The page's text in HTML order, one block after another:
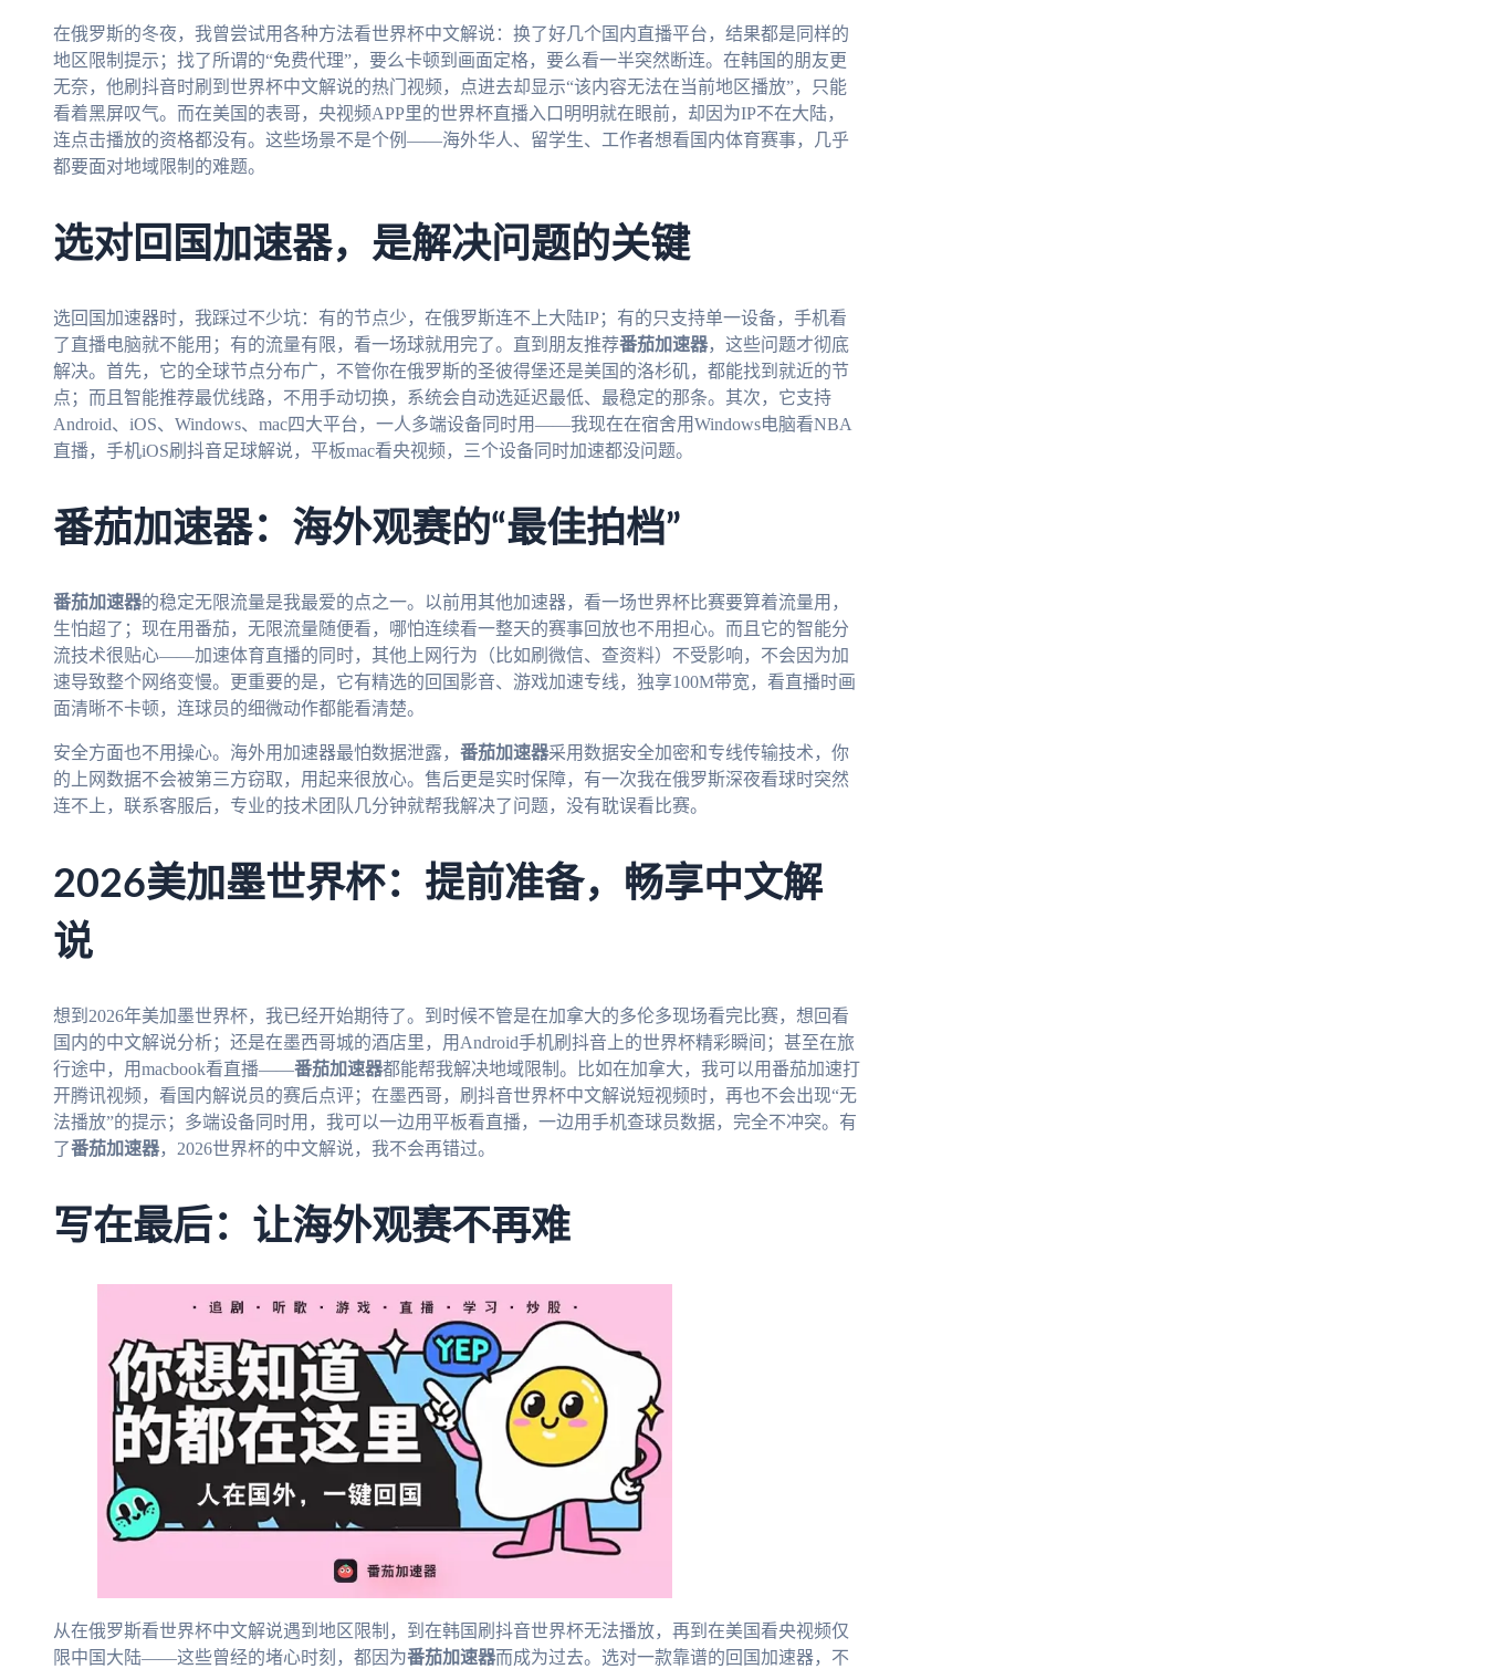
在俄罗斯的冬夜，我曾尝试用各种方法看世界杯中文解说：换了好几个国内直播平台，结果都是同样的
地区限制提示；找了所谓的“免费代理”，要么卡顿到画面定格，要么看一半突然断连。在韩国的朋友更
无奈，他刷抖音时刷到世界杯中文解说的热门视频，点进去却显示“该内容无法在当前地区播放”，只能
看着黑屏叹气。而在美国的表哥，央视频APP里的世界杯直播入口明明就在眼前，却因为IP不在大陆，
连点击播放的资格都没有。这些场景不是个例——海外华人、留学生、工作者想看国内体育赛事，几乎
都要面对地域限制的难题。
选对回国加速器，是解决问题的关键
选回国加速器时，我踩过不少坑：有的节点少，在俄罗斯连不上大陆IP；有的只支持单一设备，手机看
了直播电脑就不能用；有的流量有限，看一场球就用完了。直到朋友推荐番茄加速器，这些问题才彻底
解决。首先，它的全球节点分布广，不管你在俄罗斯的圣彼得堡还是美国的洛杉矶，都能找到就近的节
点；而且智能推荐最优线路，不用手动切换，系统会自动选延迟最低、最稳定的那条。其次，它支持
Android、iOS、Windows、mac四大平台，一人多端设备同时用——我现在在宿舍用Windows电脑看NBA
直播，手机iOS刷抖音足球解说，平板mac看央视频，三个设备同时加速都没问题。
番茄加速器：海外观赛的“最佳拍档”
番茄加速器的稳定无限流量是我最爱的点之一。以前用其他加速器，看一场世界杯比赛要算着流量用，
生怕超了；现在用番茄，无限流量随便看，哪怕连续看一整天的赛事回放也不用担心。而且它的智能分
流技术很贴心——加速体育直播的同时，其他上网行为（比如刷微信、查资料）不受影响，不会因为加
速导致整个网络变慢。更重要的是，它有精选的回国影音、游戏加速专线，独享100M带宽，看直播时画
面清晰不卡顿，连球员的细微动作都能看清楚。
安全方面也不用操心。海外用加速器最怕数据泄露， 番茄加速器采用数据安全加密和专线传输技术，你
的上网数据不会被第三方窃取，用起来很放心。售后更是实时保障，有一次我在俄罗斯深夜看球时突然
连不上，联系客服后，专业的技术团队几分钟就帮我解决了问题，没有耽误看比赛。
2026美加墨世界杯：提前准备，畅享中文解
说
想到2026年美加墨世界杯，我已经开始期待了。到时候不管是在加拿大的多伦多现场看完比赛，想回看
国内的中文解说分析；还是在墨西哥城的酒店里，用Android手机刷抖音上的世界杯精彩瞬间；甚至在旅
行途中，用macbook看直播——番茄加速器都能帮我解决地域限制。比如在加拿大，我可以用番茄加速打
开腾讯视频，看国内解说员的赛后点评；在墨西哥，刷抖音世界杯中文解说短视频时，再也不会出现“无
法播放”的提示；多端设备同时用，我可以一边用平板看直播，一边用手机查球员数据，完全不冲突。有
了番茄加速器，2026世界杯的中文解说，我不会再错过。
写在最后：让海外观赛不再难
从在俄罗斯看世界杯中文解说遇到地区限制，到在韩国刷抖音世界杯无法播放，再到在美国看央视频仅
限中国大陆——这些曾经的堵心时刻，都因为番茄加速器而成为过去。选对一款靠谱的回国加速器，不